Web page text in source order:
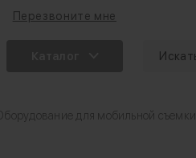
Перезвоните мне
для мобильной съемки